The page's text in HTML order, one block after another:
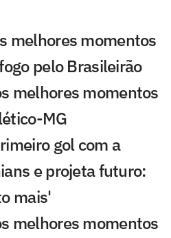
melhores momentos
pelo Brasileirão
melhores momentos
MG
gol com a
e projeta futuro:
mais'
melhores momentos